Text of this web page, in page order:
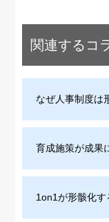
関連するコ
なぜ人事制度
育成施策が成果
1on1が形骸化す